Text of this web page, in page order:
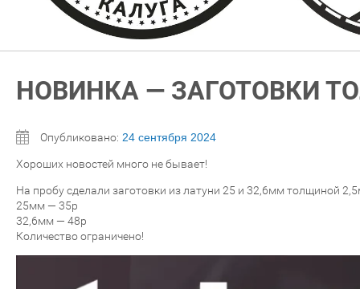
НОВИНКА — ЗАГОТОВКИ
Опубликовано: 24 сентября 2024
Хороших новостей много не бывает!
На пробу сделали заготовки из латуни 25 и 32,6мм толщиной
25мм — 35р
32,6мм — 48р
Количество ограничено!